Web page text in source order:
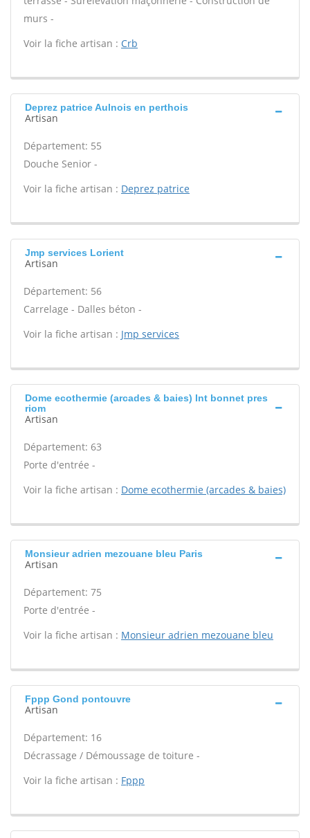
murs -
Voir la fiche artisan : Crb
Deprez patrice Aulnois en perthois
Artisan
Département: 55
Douche Senior -
Voir la fiche artisan : Deprez patrice
Jmp services Lorient
Artisan
Département: 56
Carrelage - Dalles béton -
Voir la fiche artisan : Jmp services
Dome ecothermie (arcades & baies) Int bonnet pres
riom
Artisan
Département: 63
Porte d'entrée -
Voir la fiche artisan : Dome ecothermie (arcades & baies)
Monsieur adrien mezouane bleu Paris
Artisan
Département: 75
Porte d'entrée -
Voir la fiche artisan : Monsieur adrien mezouane bleu
Fppp Gond pontouvre
Artisan
Département: 16
Décrassage / Démoussage de toiture -
Voir la fiche artisan : Fppp